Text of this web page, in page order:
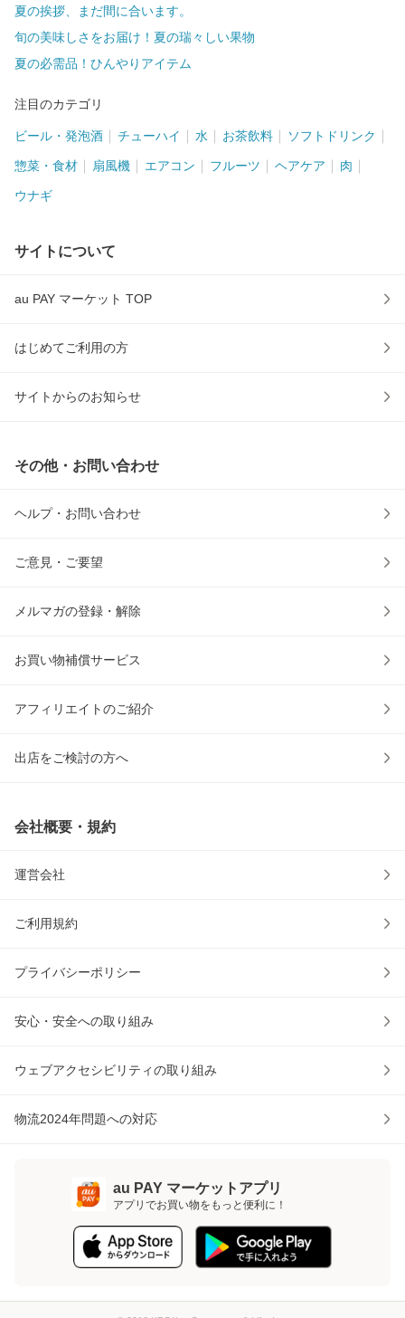
夏の挨拶、まだ間に合います。
旬の美味しさをお届け！夏の瑞々しい果物
夏の必需品！ひんやりアイテム
注目のカテゴリ
ビール・発泡酒 チューハイ 水 お茶飲料 ソフトドリンク
惣菜・食材 扇風機 エアコン フルーツ ヘアケア 肉
ウナギ
サイトについて
au PAY マーケット TOP
はじめてご利用の方
サイトからのお知らせ
その他・お問い合わせ
ヘルプ・お問い合わせ
ご意見・ご要望
メルマガの登録・解除
お買い物補償サービス
アフィリエイトのご紹介
出店をご検討の方へ
会社概要・規約
運営会社
ご利用規約
プライバシーポリシー
安心・安全への取り組み
ウェブアクセシビリティの取り組み
物流2024年問題への対応
au PAY マーケットアプリ
アプリでお買い物をもっと便利に！